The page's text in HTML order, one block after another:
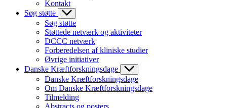
Kontakt
Søg støtte
Søg støtte
Støttede netværk og aktiviteter
DCCC netværk
Forberedelsen af kliniske studier
Øvrige initiativer
Danske Kræftforskningsdage
Danske Kræftforskningsdage
Om Danske Kræftforskningsdage
Tilmelding
Abstracts og posters